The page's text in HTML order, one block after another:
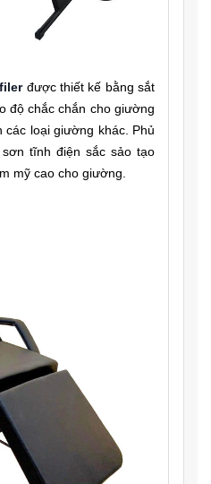
được thiết kế bằng sắt
độ chắc chắn cho giường
loại giường khác. Phủ
tĩnh điện sắc sảo tạo
mỹ cao cho giường.